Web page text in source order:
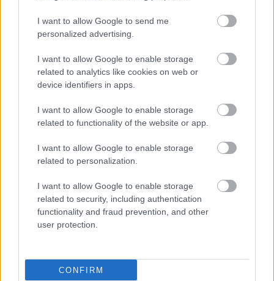
I want to allow Google to send me
personalized advertising.
I want to allow Google to enable storage
related to analytics like cookies on web or
device identifiers in apps.
I want to allow Google to enable storage
related to functionality of the website or app.
I want to allow Google to enable storage
related to personalization.
I want to allow Google to enable storage
related to security, including authentication
functionality and fraud prevention, and other
user protection.
CONFIRM
ki a Szolnoki
plusz forrásának
megvitatása kapcsán. A
forintot kért erre az évre. A vita végeztével Szalay Ferenc
fideszes polgármester brüsszelezésbe, baloldalizásba forduló
kirohanása miatt Füle István indítványt tett. Azt kérte,
vizsgálják meg, az szmsz lehetőséget ad-e arra, hogy a
polgármester a napirendi pontok lezárásakor rendszeres
kirohanásokat tehessen az ellenzék ellen, és lényegében nem
a napirendi ponthoz kapcsolódóan brüsszelezve gyalázza a
baloldalt, úgy, hogy nekik nincs lehetőségük reagálni.
berényi gábor